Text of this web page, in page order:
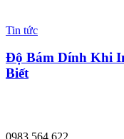
Tin tức
Độ Bám Dính Khi
Biết
0983 564 622